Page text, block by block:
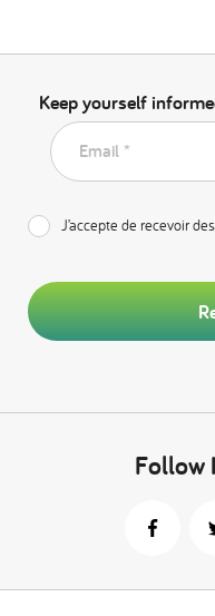
Keep yourself
Email *
J’accepte de recevoir
Follow